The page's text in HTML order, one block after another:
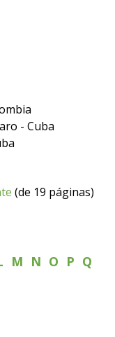
- Cuba
(de 19 páginas)
M N O P Q